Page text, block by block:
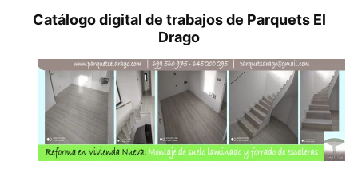
Catálogo digital de trabajos de Parquets El
Drago